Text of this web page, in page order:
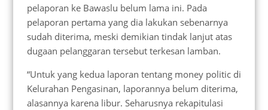
pelaporan ke Bawaslu belum lama ini. Pada
pelaporan pertama yang dia lakukan sebenarnya
sudah diterima, meski demikian tindak lanjut atas
dugaan pelanggaran tersebut terkesan lamban.
“Untuk yang kedua laporan tentang money politic di
Kelurahan Pengasinan, laporannya belum diterima,
alasannya karena libur. Seharusnya rekapitulasi